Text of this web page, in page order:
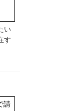
い
す
請